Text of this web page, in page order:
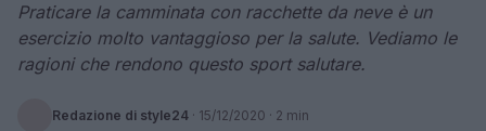
Praticare la camminata con racchette da neve è un
esercizio molto vantaggioso per la salute. Vediamo le
ragioni che rendono questo sport salutare.
Redazione di style24 · 15/12/2020 · 2 min